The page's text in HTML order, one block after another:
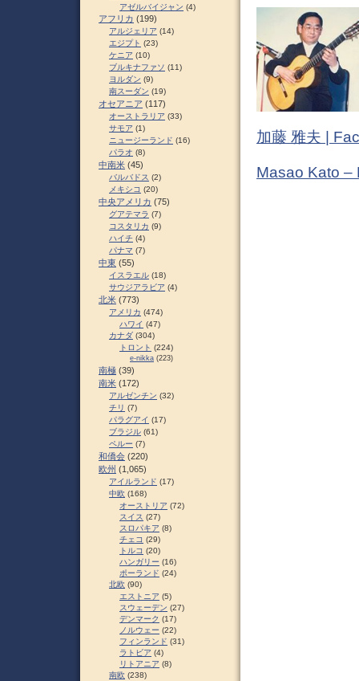
加藤 雅夫 |
Masao Kato –
アゼルバイジャン (4)
アフリカ (199)
アルジェリア (14)
エジプト (23)
ケニア (10)
ブルキナファソ (11)
ヨルダン (9)
南スーダン (19)
オセアニア (117)
オーストラリア (33)
サモア (1)
ニュージーランド (16)
パラオ (8)
中南米 (45)
バルバドス (2)
メキシコ (20)
中央アメリカ (75)
グアテマラ (7)
コスタリカ (9)
ハイチ (4)
パナマ (7)
中東 (55)
イスラエル (18)
サウジアラビア (4)
北米 (773)
アメリカ (474)
ハワイ (47)
カナダ (304)
トロント (224)
e-nikka (223)
南極 (39)
南米 (172)
アルゼンチン (32)
チリ (7)
パラグアイ (17)
ブラジル (61)
ペルー (7)
和僑会 (220)
欧州 (1,065)
アイルランド (17)
中欧 (168)
オーストリア (72)
スイス (27)
スロパキア (8)
チェコ (29)
トルコ (20)
ハンガリー (16)
ポーランド (24)
北欧 (90)
エストニア (5)
スウェーデン (27)
デンマーク (17)
ノルウェー (22)
フィンランド (31)
ラトビア (4)
リトアニア (8)
南欧 (238)